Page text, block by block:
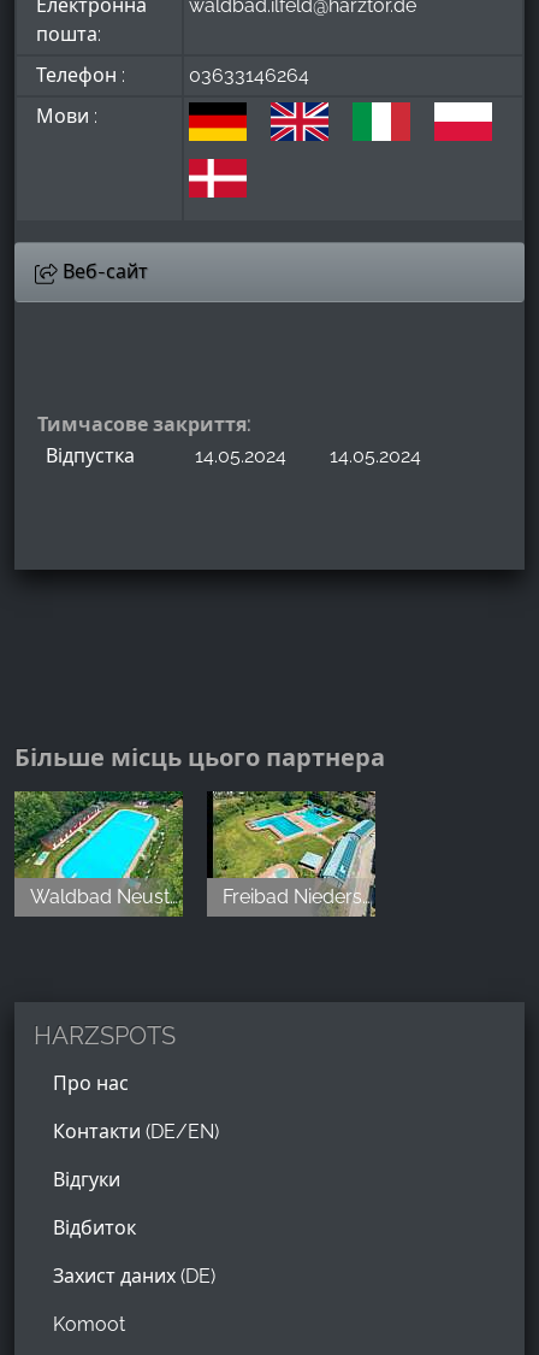
Електронна
пошта:
waldbad.ilfeld@harztor.de
Телефон :
03633146264
Мови :
Веб-сайт
Тимчасове закриття:
Відпустка
14.05.2024 14.05.2024
Більше місць цього партнера
Waldbad Neustadt Freibad Niedersachswerfen
HARZSPOTS
Про нас
Контакти (DE/EN)
Відгуки
Відбиток
Захист даних (DE)
Komoot